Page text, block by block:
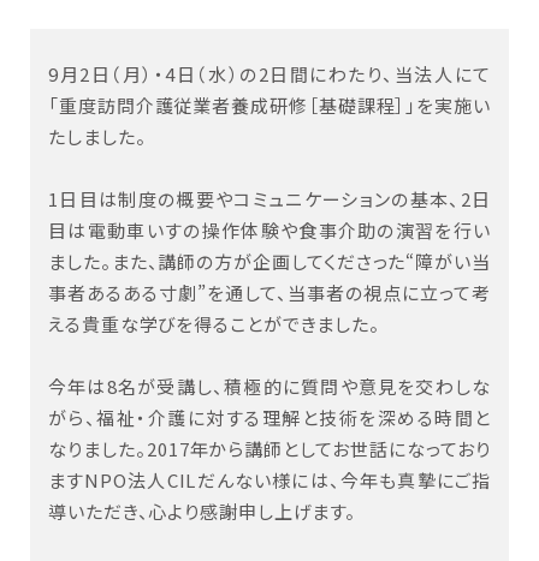
9月2日（月）・4日（水）の2日間にわたり、当法人にて
「重度訪問介護従業者養成研修［基礎課程］」を実施い
たしました。
1日目は制度の概要やコミュニケーションの基本、2日
目は電動車いすの操作体験や食事介助の演習を行い
ました。また、講師の方が企画してくださった“障がい当
事者あるある寸劇”を通して、当事者の視点に立って考
える貴重な学びを得ることができました。
今年は8名が受講し、積極的に質問や意見を交わしな
がら、福祉・介護に対する理解と技術を深める時間と
なりました。2017年から講師としてお世話になっており
ますNPO法人CILだんない様には、今年も真摯にご指
導いただき、心より感謝申し上げます。